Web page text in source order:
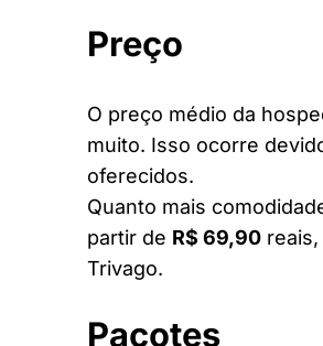
Preço
O preço médio da
muito. Isso ocorre
oferecidos.
Quanto mais
partir de R$ 69,90
Trivago.
Pacotes